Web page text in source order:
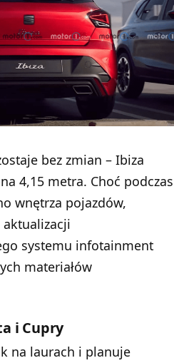
bez zmian – Ibiza
4,15 metra. Choć podczas
wnętrza pojazdów,
systemu infotainment
materiałów
i Cupry
na laurach i planuje